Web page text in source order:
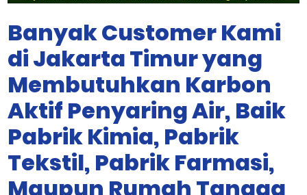
Banyak Customer Kami
di Jakarta Timur yang
Membutuhkan Karbon
Aktif Penyaring Air, Baik
Pabrik Kimia, Pabrik
Tekstil, Pabrik Farmasi,
Maupun Rumah Tangga